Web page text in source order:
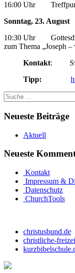
16:00 Uhr
Sonntag, 23. August
10:30 Uhr
zum Thema „Joseph
Kontakt:
Tipp:
Neueste Beiträge
Aktuell
Neueste
Kontakt
Impressum &
Datenschutz
ChurchTools
christusbund.de
christliche-